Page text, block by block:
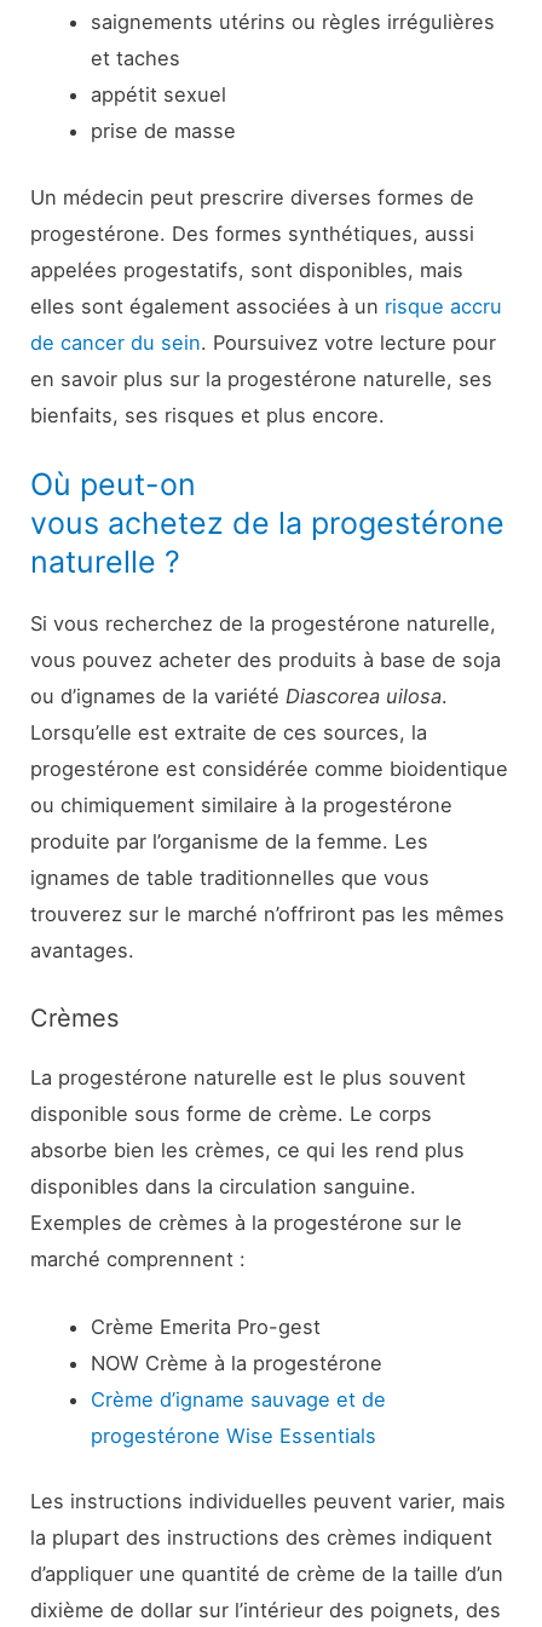
saignements utérins ou règles irrégulières
et taches
appétit sexuel
prise de masse
Un médecin peut prescrire diverses formes de
progestérone. Des formes synthétiques, aussi
appelées progestatifs, sont disponibles, mais
elles sont également associées à un risque accru
de cancer du sein. Poursuivez votre lecture pour
en savoir plus sur la progestérone naturelle, ses
bienfaits, ses risques et plus encore.
Où peut-on
vous achetez de la progestérone
naturelle ?
Si vous recherchez de la progestérone naturelle,
vous pouvez acheter des produits à base de soja
ou d’ignames de la variétéDiascorea uilosa.
Lorsqu’elle est extraite de ces sources, la
progestérone est considérée comme bioidentique
ou chimiquement similaire à la progestérone
produite par l’organisme de la femme. Les
ignames de table traditionnelles que vous
trouverez sur le marché n’offriront pas les mêmes
avantages.
Crèmes
La progestérone naturelle est le plus souvent
disponible sous forme de crème. Le corps
absorbe bien les crèmes, ce qui les rend plus
disponibles dans la circulation sanguine.
Exemples de crèmes à la progestérone sur le
marché comprennent :
Crème Emerita Pro-gest
NOW Crème à la progestérone
Crème d’igname sauvage et de
progestérone Wise Essentials
Les instructions individuelles peuvent varier, mais
la plupart des instructions des crèmes indiquent
d’appliquer une quantité de crème de la taille d’un
dixième de dollar sur l’intérieur des poignets, des